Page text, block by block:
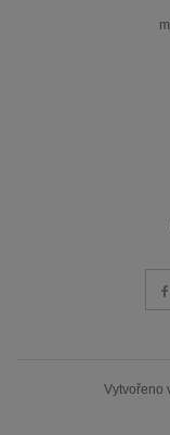
Vytvořeno